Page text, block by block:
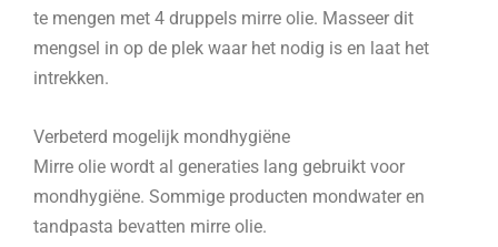
te mengen met 4 druppels mirre olie. Masseer dit
mengsel in op de plek waar het nodig is en laat het
intrekken.
Verbeterd mogelijk mondhygiëne
Mirre olie wordt al generaties lang gebruikt voor
mondhygiëne. Sommige producten mondwater en
tandpasta bevatten mirre olie.